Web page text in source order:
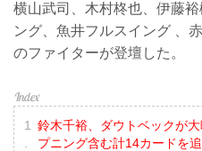
横山武司、木村柊也、伊藤
ング、魚井フルスイング 、
のファイターが登壇した。
鈴木千裕、ダウトベックが
プニング含む計14カードを追